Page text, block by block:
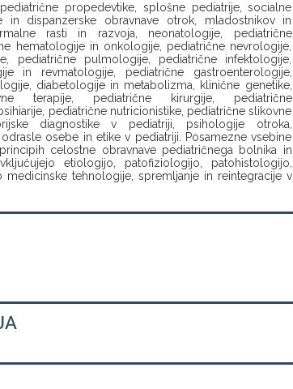
propedevtike, splošne pediatrije, socialne
in dispanzerske obravnave otrok, mladostnikov in
rasti in razvoja, neonatologije, pediatrične
hematologije in onkologije, pediatrične nevrologije,
pediatrične pulmologije, pediatrične infektologije,
in revmatologije, pediatrične gastroenterologije,
diabetologije in metabolizma, klinične genetike,
terapije, pediatrične kirurgije, pediatrične
pediatrične nutricionistike, pediatrične slikovne
diagnostike v pediatriji, psihologije otroka,
osebe in etike v pediatriji. Posamezne vsebine
celostne obravnave pediatričnega bolnika in
etiologijo, patofiziologijo, patohistologijo,
tehnologije, spremljanje in reintegracije v